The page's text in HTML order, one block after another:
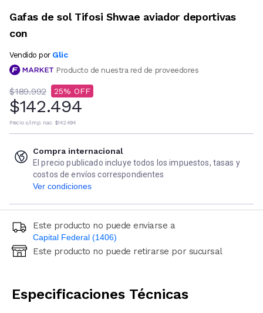
Gafas de sol Tifosi Shwae aviador deportivas
con
Vendido por Glic
Producto de nuestra red de proveedores
$189.992 25
$142.494
Precio s/imp. nac. $142.494
Compra internacional
El precio publicado incluye todos los impuestos, tasas y
costos de envíos correspondientes
Ver condiciones
Este producto no puede enviarse a
Capital Federal (1406)
Ingresá código postal (sólo números)
Este producto no puede retirarse por sucursal
Especificaciones Técnicas